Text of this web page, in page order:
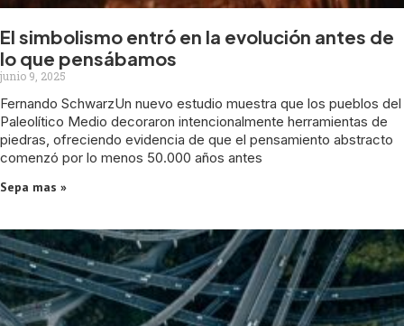
El simbolismo entró en la evolución antes de
lo que pensábamos
junio 9, 2025
Fernando SchwarzUn nuevo estudio muestra que los pueblos del
Paleolítico Medio decoraron intencionalmente herramientas de
piedras, ofreciendo evidencia de que el pensamiento abstracto
comenzó por lo menos 50.000 años antes
Sepa mas »